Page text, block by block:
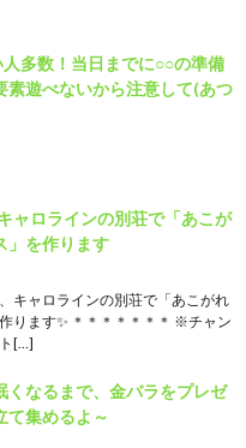
多数！当日までに○○の準備
素遊べないから注意して(あつ
ャロラインの別荘で「あこが
」を作ります
キャロラインの別荘で「あこがれ
ります✨ ＊＊＊＊＊＊＊ ※チャン
[…]
くなるまで、金バラをプレゼ
て集めるよ～